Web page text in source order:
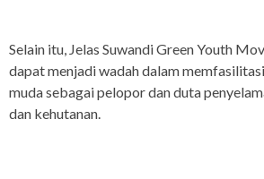
Selain itu, Jelas Suwandi Green Youth
dapat menjadi wadah dalam
muda sebagai pelopor dan duta
dan kehutanan.